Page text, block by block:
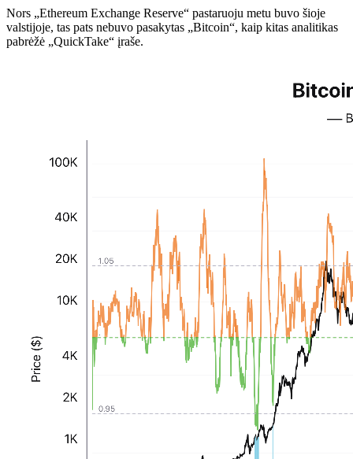
Nors „Ethereum Exchange Reserve“ pastaruoju metu buvo šioje
valstijoje, tas pats nebuvo pasakytas „Bitcoin“, kaip kitas analitikas
pabrėžė „QuickTake“ įraše.